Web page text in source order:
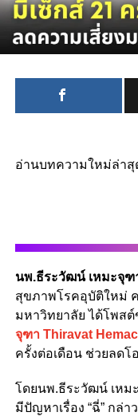
อ่านบทความใหม่ล่าสุ
นพ.ธีระวัฒน์ เหมะจุฑ
สุขภาพโรคอุบัติใหม่
มหาวิทยาลัย ได้โพส
จุฑา Thiravat
ครั้งต่อเดือน ช่วยลดโ
โดยนพ.ธีระวัฒน์ เหม
มีปัญหาเรื่อง “ฉี่” กล่